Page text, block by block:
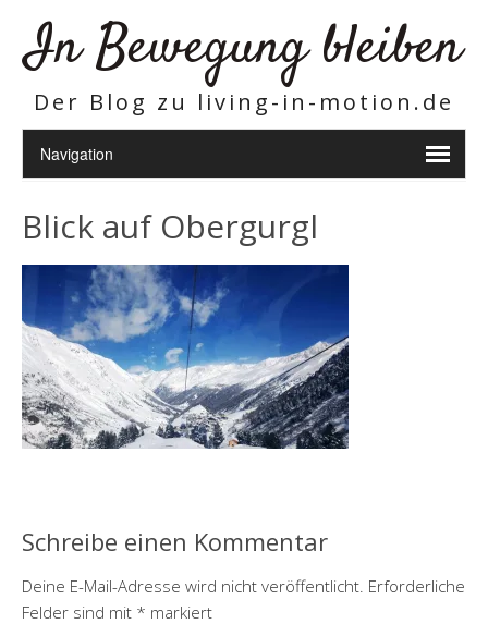
In Bewegung bleiben
Der Blog zu living-in-motion.de
Blick auf Obergurgl
Schreibe einen Kommentar
Deine E-Mail-Adresse wird nicht veröffentlicht. Erforderliche
Felder sind mit * markiert